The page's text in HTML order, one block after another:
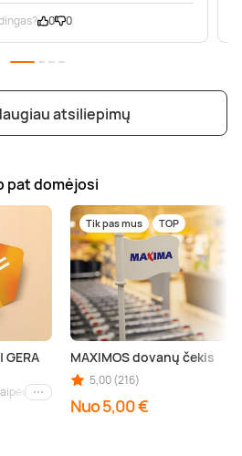
0 0
atsiliepimų
pat domėjosi
(aps.), Palanga (aps.), Nida (aps.),
Kiti miestai
Tik pas mus TOP
MAXIMOS dovanų čekis
5,00 (216)
Nuo 5,00 €